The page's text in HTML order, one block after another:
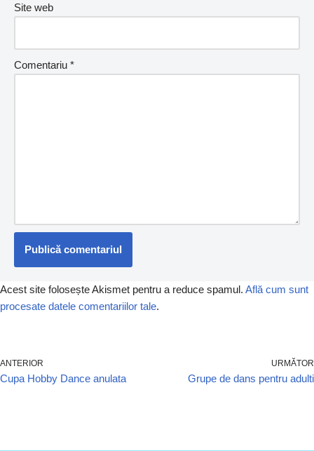
Site web
Comentariu *
Acest site folosește Akismet pentru a reduce spamul. Află cum sunt
procesate datele comentariilor tale.
ANTERIOR
Cupa Hobby Dance anulata
URMĂTOR
Grupe de dans pentru adulti